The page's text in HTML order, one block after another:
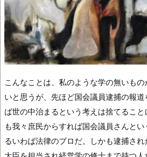
こんなことは、私のような学の無いも
いと思うが、先ほど国会議員逮捕の報
ば世の中治まるという考えは捨てるこ
も我々庶民からすれば国会議員さんと
るいわば法律のプロだ。しかも逮捕さ